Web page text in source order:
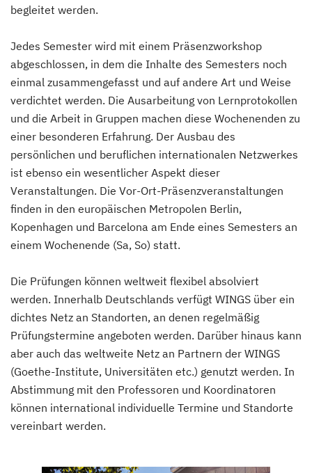
begleitet werden.
Jedes Semester wird mit einem Präsenzworkshop
abgeschlossen, in dem die Inhalte des Semesters noch
einmal zusammengefasst und auf andere Art und Weise
verdichtet werden. Die Ausarbeitung von Lernprotokollen
und die Arbeit in Gruppen machen diese Wochenenden zu
einer besonderen Erfahrung. Der Ausbau des
persönlichen und beruflichen internationalen Netzwerkes
ist ebenso ein wesentlicher Aspekt dieser
Veranstaltungen. Die Vor-Ort-Präsenzveranstaltungen
finden in den europäischen Metropolen Berlin,
Kopenhagen und Barcelona am Ende eines Semesters an
einem Wochenende (Sa, So) statt.
Die Prüfungen können weltweit flexibel absolviert
werden. Innerhalb Deutschlands verfügt WINGS über ein
dichtes Netz an Standorten, an denen regelmäßig
Prüfungstermine angeboten werden. Darüber hinaus kann
aber auch das weltweite Netz an Partnern der WINGS
(Goethe-Institute, Universitäten etc.) genutzt werden. In
Abstimmung mit den Professoren und Koordinatoren
können international individuelle Termine und Standorte
vereinbart werden.